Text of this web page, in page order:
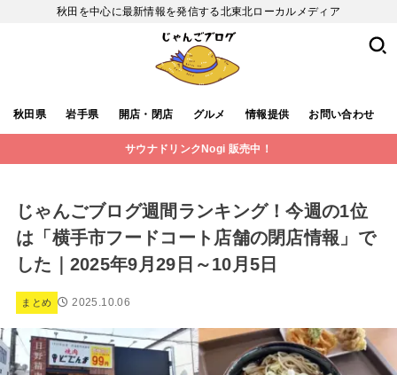
秋田を中心に最新情報を発信する北東北ローカルメディア
秋田県 岩手県 開店・閉店 グルメ 情報提供 お問い合わせ
サウナドリンクNogi 販売中！
じゃんごブログ週間ランキング！今週の1位
は「横手市フードコート店舗の閉店情報」で
した｜2025年9月29日～10月5日
まとめ 2025.10.06